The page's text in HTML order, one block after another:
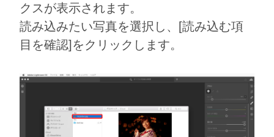
クスが表示されます。
読み込みたい写真を選択し、[読み込む項
目を確認]をクリックします。